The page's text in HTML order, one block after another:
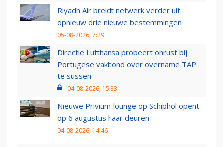
Riyadh Air breidt netwerk verder uit:
opnieuw drie nieuwe bestemmingen
05-08-2026, 7:29
Directie Lufthansa probeert onrust bij
Portugese vakbond over overname TAP
te sussen
04-08-2026, 15:33
Nieuwe Privium-lounge op Schiphol opent
op 6 augustus haar deuren
04-08-2026, 14:46